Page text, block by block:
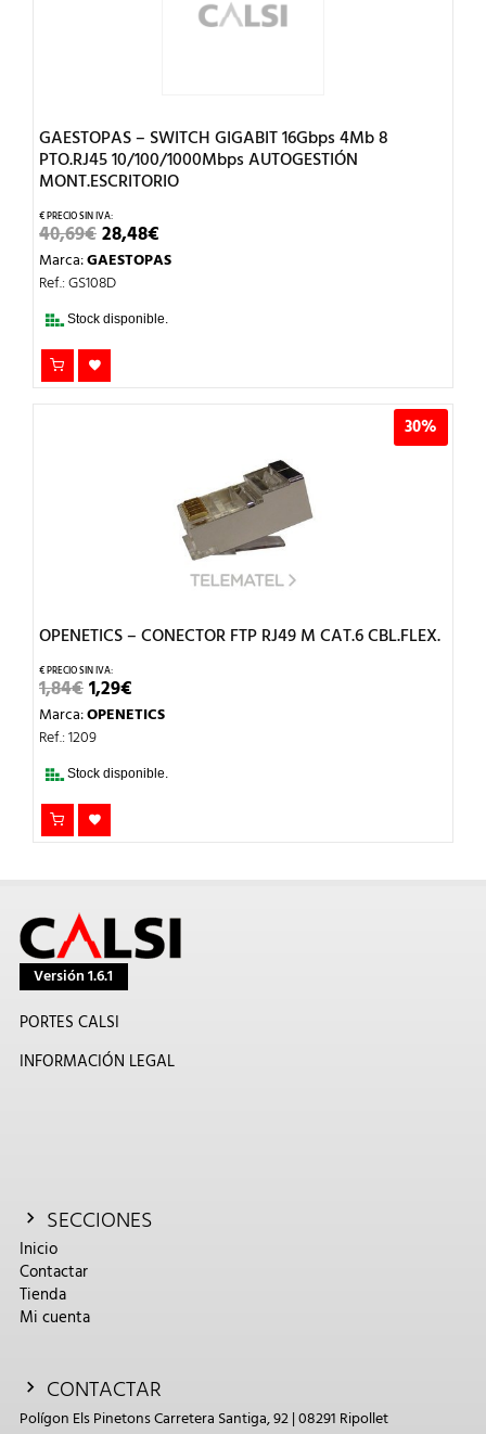
GAESTOPAS – SWITCH GIGABIT 16Gbps 4Mb 8
PTO.RJ45 10/100/1000Mbps AUTOGESTIÓN
MONT.ESCRITORIO
40,69€EL
PRECIO
ORIGINAL
ERA:
28,48€PRECIO
ACTUAL
Marca:GAESTOPAS
Ref.: GS108D
Stock disponible.
30%
OPENETICS – CONECTOR FTP RJ49 M CAT.6 CBL.FLEX.
1,84€EL
PRECIO
ORIGINAL
ERA:
1,29€PRECIO
ACTUAL
Marca:OPENETICS
Ref.: 1209
Stock disponible.
Versión 1.6.1
PORTES CALSI
INFORMACIÓN LEGAL
SECCIONES
Inicio
Contactar
Tienda
Mi cuenta
CONTACTAR
Polígon Els Pinetons Carretera Santiga, 92 | 08291 Ripollet